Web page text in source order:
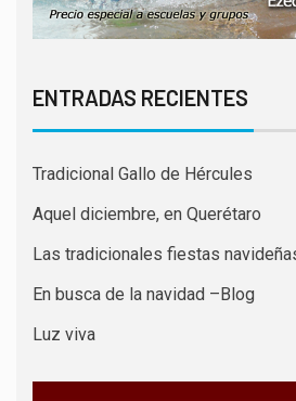
ENTRADAS RECIENTES
Tradicional Gallo de Hércules
Aquel diciembre, en Querétaro
Las tradicionales fiestas
En busca de la navidad –Blog
Luz viva